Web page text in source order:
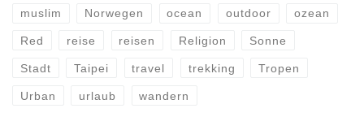
muslim Norwegen ocean outdoor ozean
Red reise reisen Religion Sonne
Stadt Taipei travel trekking Tropen
Urban urlaub wandern